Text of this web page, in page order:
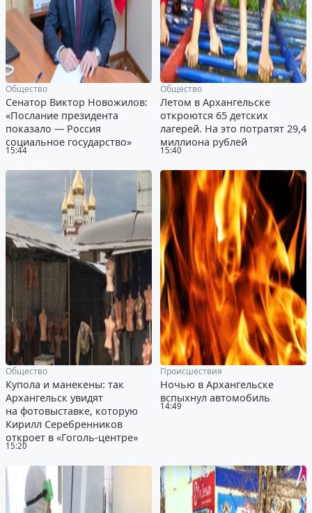
15:44
Общество
Сенатор Виктор Новожилов:
«Послание президента
показало — Россия
социальное государство»
15:40
Общество
Летом в Архангельске
откроются 65 детских
лагерей. На это потратят 29,4
миллиона рублей
15:20
Общество
Купола и манекены: так
Архангельск увидят
на фотовыставке, которую
Кирилл Серебренников
откроет в «Гоголь-центре»
14:49
Происшествия
Ночью в Архангельске
вспыхнул автомобиль